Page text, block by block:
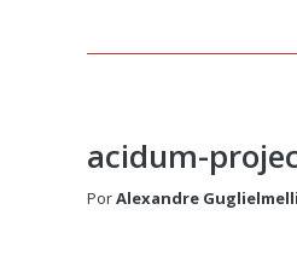
acidum-
PorAlexandre Guglielmelli